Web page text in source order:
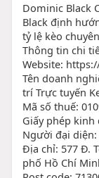
Dominic Black
Black định
tỷ lệ kèo
Thông tin chi
Website:
Tên doanh
trí Trực tuyến
Mã số thuế:
Giấy phép kinh
Người đại diện:
Địa chỉ: 577 Đ.
phố Hồ Chí